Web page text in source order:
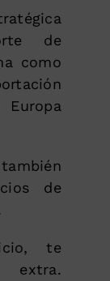
de
como
de
te